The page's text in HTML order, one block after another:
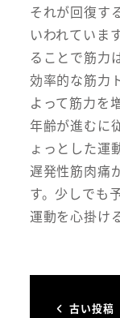
それが回復す
いわれていま
ることで筋力
効率的な筋力
よって筋力を
年齢が進むに
ょっとした運
遅発性筋肉痛
す。少しでも
運動を心掛け
古い投稿